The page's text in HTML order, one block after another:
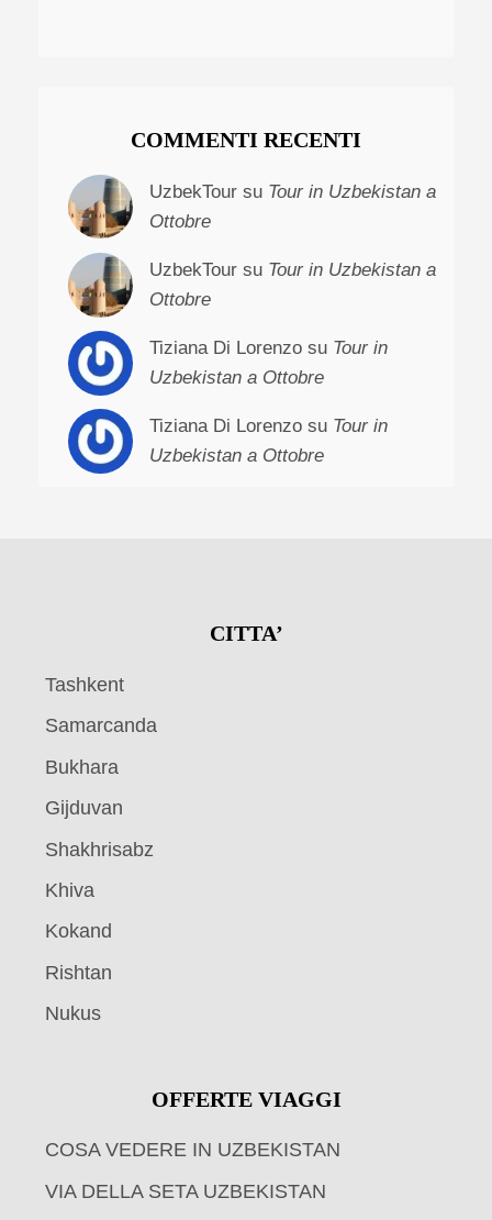
COMMENTI RECENTI
UzbekTour su Tour in Uzbekistan a
Ottobre
UzbekTour su Tour in Uzbekistan a
Ottobre
Tiziana Di Lorenzo su Tour in
Uzbekistan a Ottobre
Tiziana Di Lorenzo su Tour in
Uzbekistan a Ottobre
CITTA’
Tashkent
Samarcanda
Bukhara
Gijduvan
Shakhrisabz
Khiva
Kokand
Rishtan
Nukus
OFFERTE VIAGGI
COSA VEDERE IN UZBEKISTAN
VIA DELLA SETA UZBEKISTAN